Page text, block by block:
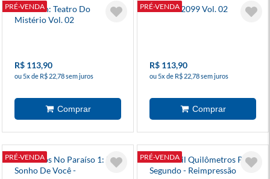
PRÉ-VENDA
Sandman: Teatro Do
Mistério Vol. 02
R$ 113,90
ou 5x de R$ 22,78 sem juros
PRÉ-VENDA
Destino 2099 Vol. 02
R$ 113,90
ou 5x de R$ 22,78 sem juros
PRÉ-VENDA
Estranhos No Paraíso 1: Um
Sonho De Você -
PRÉ-VENDA
Cinco Mil Quilômetros Por
Segundo - Reimpressão